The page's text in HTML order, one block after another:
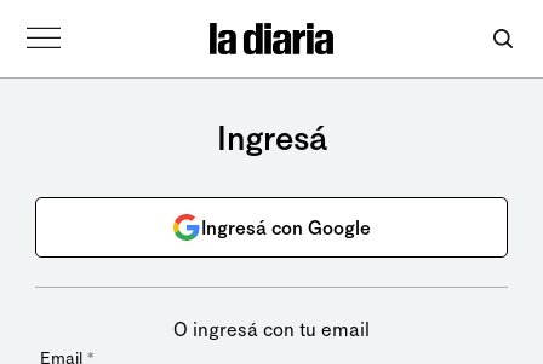
Ingresá
Ingresá con Google
O ingresá con tu email
Email *